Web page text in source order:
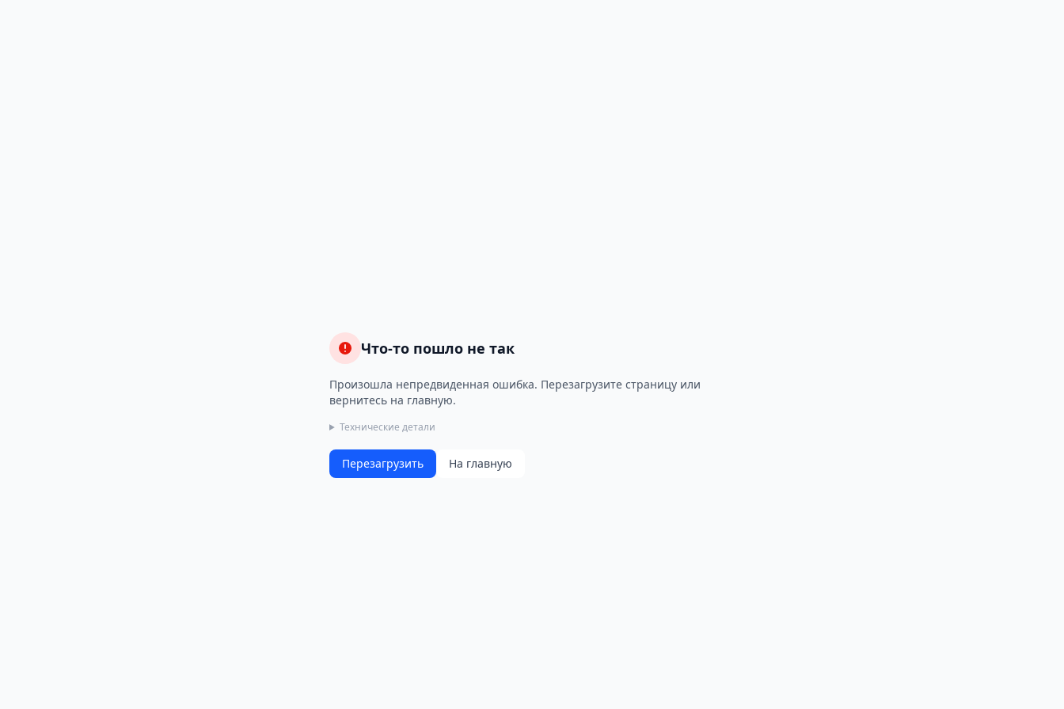
Что-то пошло не так
Произошла непредвиденная ошибка. Перезагрузите страницу или
вернитесь на главную.
Технические детали
Перезагрузить На главную